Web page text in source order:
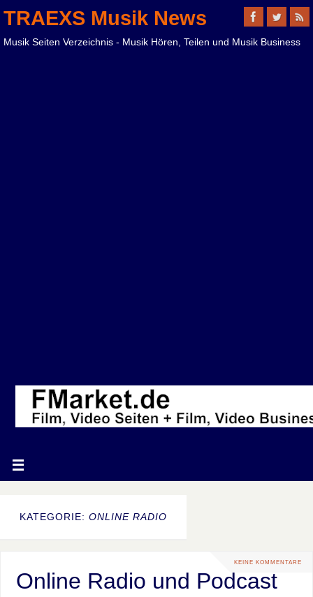
TRAEXS Musik News
Musik Seiten Verzeichnis - Musik Hören, Teilen und Musik Business
KATEGORIE: ONLINE RADIO
KEINE KOMMENTARE
Online Radio und Podcast